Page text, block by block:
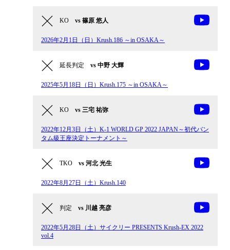
KO vs 篠原 悠人
2026年2月1日（日）Krush.186 ～in OSAKA～
延長判定 vs 中野 大輝
2025年5月18日（日）Krush.175 ～in OSAKA～
KO vs 三宅 祐弥
2022年12月3日（土）K-1 WORLD GP 2022 JAPAN～初代バン
タム級王座決定トーナメント～
TKO vs 河北 光生
2022年8月27日（土）Krush.140
判定 vs 川越 亮彦
2022年5月28日（土）サイクリー PRESENTS Krush-EX 2022
vol.4